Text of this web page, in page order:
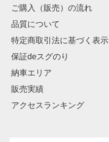
ご購入（販売）の流れ
品質について
特定商取引法に基づく表示
保証deスグのり
納車エリア
販売実績
アクセスランキング